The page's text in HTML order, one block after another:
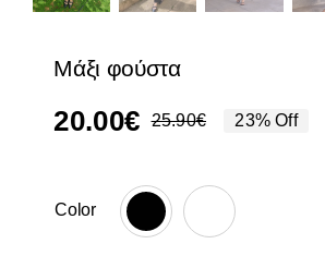
Μάξι φούστα
25.90€Original
was:
25.90€.
20.00€
Η
τιμή
είναι:
23% Off
Color